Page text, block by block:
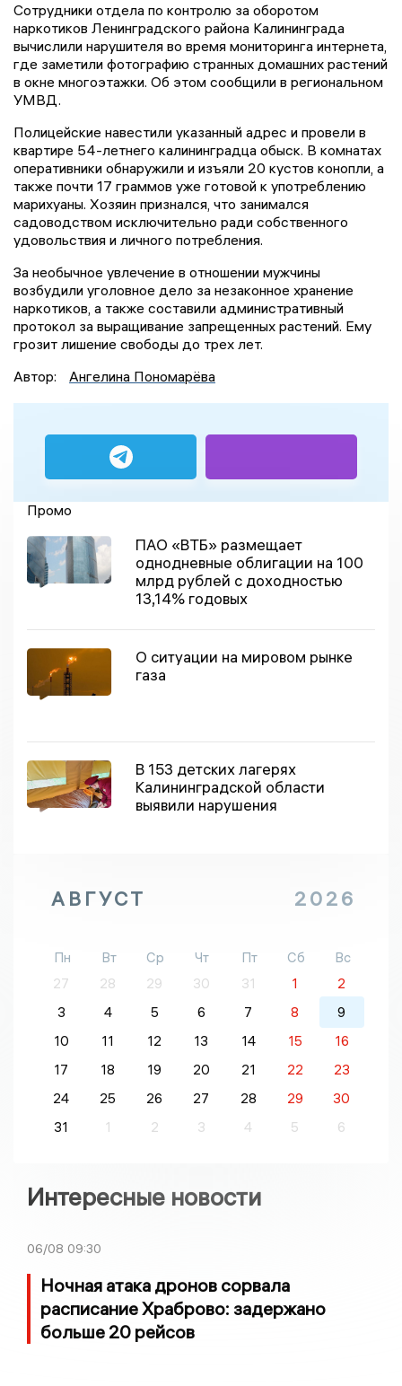
Сотрудники отдела по контролю за оборотом
наркотиков Ленинградского района Калининграда
вычислили нарушителя во время мониторинга интернета,
где заметили фотографию странных домашних растений
в окне многоэтажки. Об этом сообщили в региональном
УМВД.
Полицейские навестили указанный адрес и провели в
квартире 54-летнего калининградца обыск. В комнатах
оперативники обнаружили и изъяли 20 кустов конопли, а
также почти 17 граммов уже готовой к употреблению
марихуаны. Хозяин признался, что занимался
садоводством исключительно ради собственного
удовольствия и личного потребления.
За необычное увлечение в отношении мужчины
возбудили уголовное дело за незаконное хранение
наркотиков, а также составили административный
протокол за выращивание запрещенных растений. Ему
грозит лишение свободы до трех лет.
Автор:
Ангелина Пономарёва
Промо
ПАО «ВТБ» размещает
однодневные облигации на 100
млрд рублей с доходностью
13,14% годовых
О ситуации на мировом рынке
газа
В 153 детских лагерях
Калининградской области
выявили нарушения
АВГУСТ 2026
Пн Вт Ср Чт Пт Сб
Вс
27
28 29 30 31 1
2
3
4 5 6 7 8
9
10
11 12 13 14 15
16
17
18 19 20 21 22
23
24
25 26 27 28 29
30
31
1 2 3 4 5 6
Интересные новости
06/08 09:30
Ночная атака дронов сорвала
расписание Храброво: задержано
больше 20 рейсов